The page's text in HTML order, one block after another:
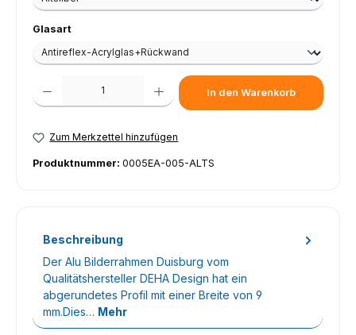
Glasartauswählen
Produkt Anzahl: Gib den gewünschten Wert ein oder benutze die
In den Warenkorb
Zum Merkzettel hinzufügen
Produktnummer: 0005EA-005-ALTS
Beschreibung
Der Alu Bilderrahmen Duisburg vom
Qualitätshersteller DEHA Design hat ein
abgerundetes Profil mit einer Breite von 9
mm.Dies… Mehr